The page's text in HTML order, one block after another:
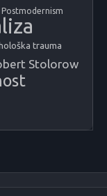
Postmodernism
trauma
Stolorow